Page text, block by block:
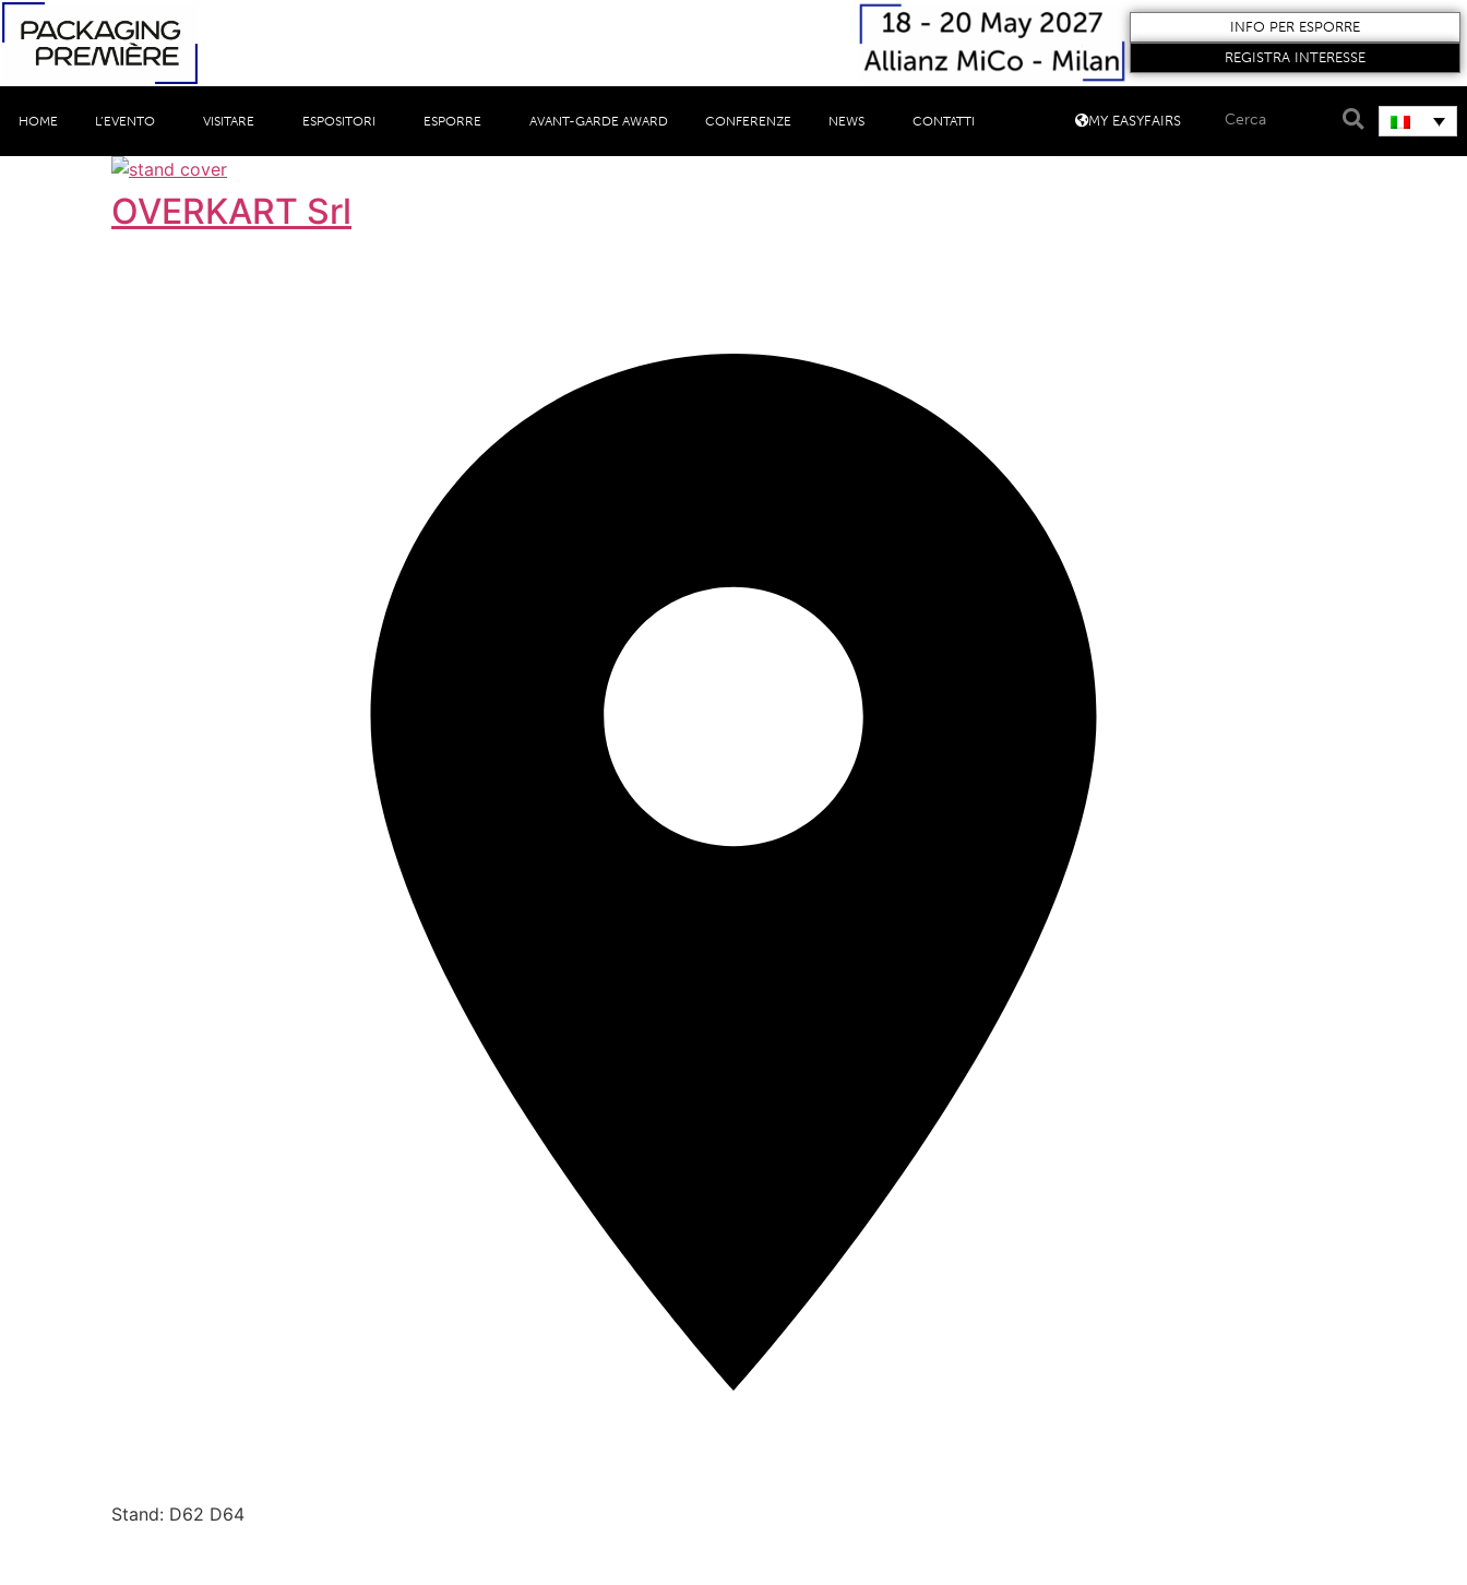
INFO PER ESPORRE
REGISTRA INTERESSE
HOME L’EVENTO VISITARE ESPOSITORI ESPORRE AVANT-GARDE AWARD CONFERENZE NEWS CONTATTI MY EASYFAIRS
OVERKART Srl
Stand: D62 D64